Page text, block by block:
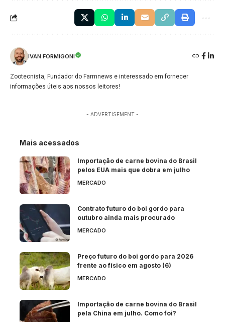
IVAN FORMIGONI
Zootecnista, Fundador do Farmnews e interessado em fornecer
informações úteis aos nossos leitores!
- ADVERTISEMENT -
Mais acessados
Importação de carne bovina do Brasil
pelos EUA mais que dobra em julho
MERCADO
Contrato futuro do boi gordo para
outubro ainda mais procurado
MERCADO
Preço futuro do boi gordo para 2026
frente ao físico em agosto (6)
MERCADO
Importação de carne bovina do Brasil
pela China em julho. Como foi?